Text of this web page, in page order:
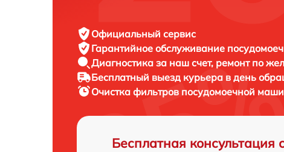
Официальный сервис
Гарантийное обслуживание
Диагностика за наш счет, ремонт по
Бесплатный выезд курьера в день
Очистка фильтров посудомоечной
Бесплатная консультация